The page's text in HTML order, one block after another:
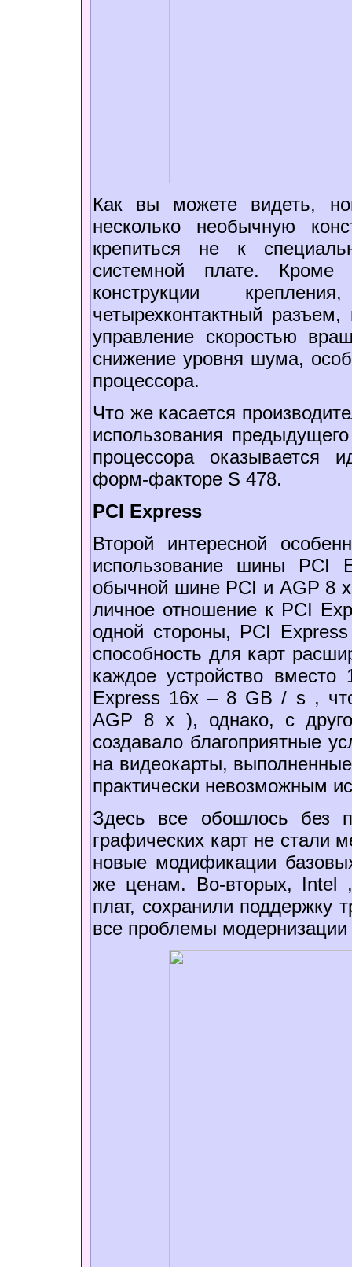
Как вы можете видеть,
несколько необычную
крепиться не к
системной плате. Кроме
конструкции
четырехконтактный
управление скоростью
снижение уровня шума,
процессора.
Что же касается
использования
процессора оказывается
форм-факторе S 478.
PCI Express
Второй интересной
использование шины PCI
обычной шине PCI и AGP 8
личное отношение к PCI
одной стороны, PCI
способность для карт
каждое устройство
Express 16х – 8 GB / s ,
AGP 8 x ), однако, с
создавало благоприятные
на видеокарты,
практически невозможным
Здесь все обошлось без
графических карт не стали
новые модификации
же ценам. Во-вторых, Intel
плат, сохранили
все проблемы модернизации